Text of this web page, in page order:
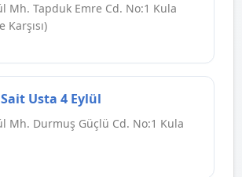
Mh. Tapduk Emre Cd. No:1 Kula
Karşısı)
Usta 4 Eylül
Mh. Durmuş Güçlü Cd. No:1 Kula